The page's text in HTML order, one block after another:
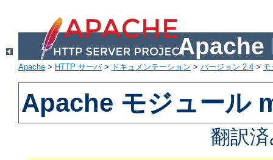
Apache
Apache > HTTP サーバ> ドキュメンテーション > バージョン 2.4 >
Apache モジュール
翻訳